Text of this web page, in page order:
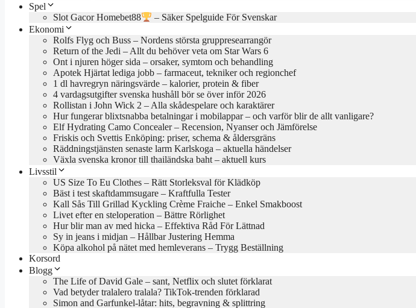
Spel
Slot Gacor Homebet88
– Säker Spelguide För Svenskar
Ekonomi
Rolfs Flyg och Buss – Nordens största gruppresearrangör
Return of the Jedi – Allt du behöver veta om Star Wars 6
Ont i njuren höger sida – orsaker, symtom och behandling
Apotek Hjärtat lediga jobb – farmaceut, tekniker och regionchef
1 dl havregryn näringsvärde – kalorier, protein & fiber
4 vardagsutgifter svenska hushåll bör se över inför 2026
Rollistan i John Wick 2 – Alla skådespelare och karaktärer
Hur fungerar blixtsnabba betalningar i mobilappar – och varför blir de allt vanligare?
Elf Hydrating Camo Concealer – Recension, Nyanser och Jämförelse
Friskis och Svettis Enköping: priser, schema & åldersgräns
Räddningstjänsten senaste larm Karlskoga – aktuella händelser
Växla svenska kronor till thailändska baht – aktuell kurs
Livsstil
US Size To Eu Clothes – Rätt Storleksval för Klädköp
Bäst i test skaftdammsugare – Kraftfulla Tester
Kall Sås Till Grillad Kyckling Crème Fraiche – Enkel Smakboost
Livet efter en steloperation – Bättre Rörlighet
Hur blir man av med hicka – Effektiva Råd För Lättnad
Sy in jeans i midjan – Hållbar Justering Hemma
Köpa alkohol på nätet med hemleverans – Trygg Beställning
Korsord
Blogg
The Life of David Gale – sant, Netflix och slutet förklarat
Vad betyder tralalero tralala? TikTok-trenden förklarad
Simon and Garfunkel-låtar: hits, begravning & splittring